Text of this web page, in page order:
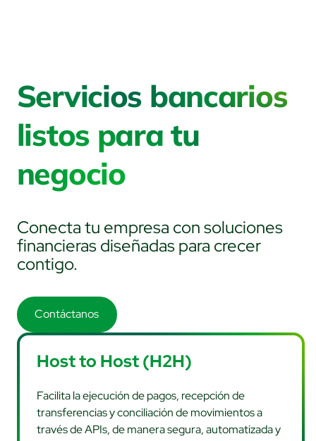
Servicios bancarios
listos para tu
negocio
Conecta tu empresa con soluciones
financieras diseñadas para crecer
contigo.
Contáctanos
Host to Host (H2H)
Facilita la ejecución de pagos, recepción de
transferencias y conciliación de movimientos a
través de APIs, de manera segura, automatizada y